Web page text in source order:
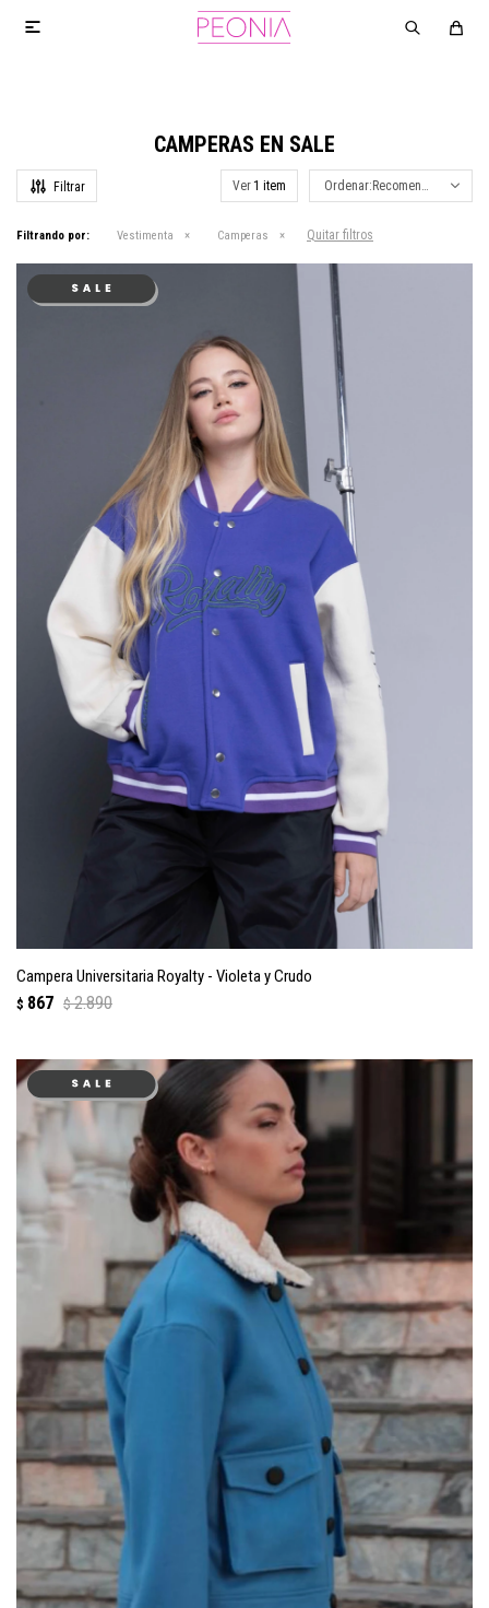

CAMPERAS EN SALE
Ver Recomendados
Filtrando por: Vestimenta Camperas Quitar filtros
Campera Universitaria Royalty - Violeta y Crudo
$ 867 $ 2.890